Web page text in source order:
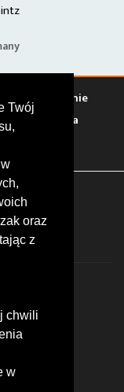
Twój
oraz
z
chwili
w
paliw
Jedzenie
Spotkania